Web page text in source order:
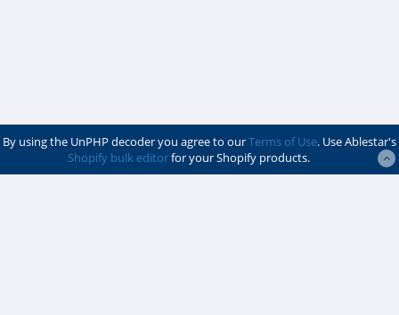
By using the UnPHP decoder you agree to ourTerms of Use. Use Ablestar's
Shopify bulk editorfor your Shopify products.